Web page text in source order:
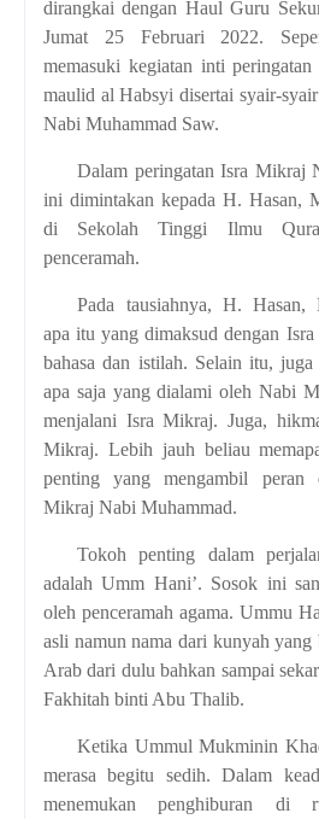
dirangkai dengan Haul Guru
Jumat 25 Februari 2022.
memasuki kegiatan inti peringatan
maulid al Habsyi disertai syair-
Nabi Muhammad Saw.
Dalam peringatan Isra Mikraj
ini dimintakan kepada H. Hasan,
di Sekolah Tinggi Ilmu
penceramah.
Pada tausiahnya, H. Hasan,
apa itu yang dimaksud dengan
bahasa dan istilah. Selain itu,
apa saja yang dialami oleh Nabi
menjalani Isra Mikraj. Juga,
Mikraj. Lebih jauh beliau
penting yang mengambil peran
Mikraj Nabi Muhammad.
Tokoh penting dalam
adalah Umm Hani’. Sosok ini
oleh penceramah agama. Ummu
asli namun nama dari kunyah yang
Arab dari dulu bahkan sampai
Fakhitah binti Abu Thalib.
Ketika Ummul Mukminin
merasa begitu sedih. Dalam
menemukan penghiburan di